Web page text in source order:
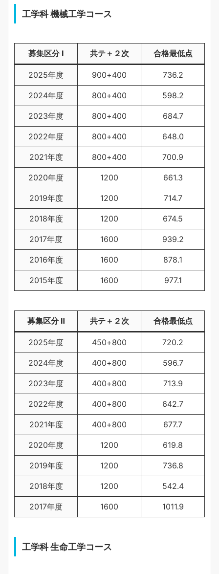
工学科 機械工学コース
募集区分 Ⅰ 共テ＋２次 合格最低点
2025年度 900+400 736.2
2024年度 800+400 598.2
2023年度 800+400 684.7
2022年度 800+400 648.0
2021年度 800+400 700.9
2020年度 1200 661.3
2019年度 1200 714.7
2018年度 1200 674.5
2017年度 1600 939.2
2016年度 1600 878.1
2015年度 1600 977.1
募集区分 Ⅱ 共テ＋２次 合格最低点
2025年度 450+800 720.2
2024年度 400+800 596.7
2023年度 400+800 713.9
2022年度 400+800 642.7
2021年度 400+800 677.7
2020年度 1200 619.8
2019年度 1200 736.8
2018年度 1200 542.4
2017年度 1600 1011.9
工学科 生命工学コース